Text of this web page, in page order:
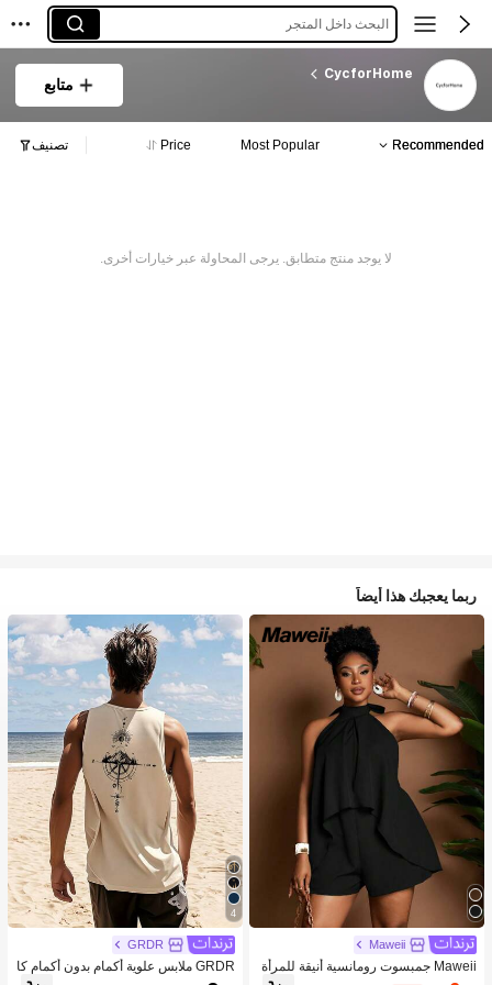
البحث داخل المتجر
CycforHome
متابع
Recommended
Most Popular
Price تصنيف
لا يوجد منتج متطابق. يرجى المحاولة عبر خيارات أخرى.
ربما يعجبك هذا أيضاً
Maweii
Maweii جمبسوت رومانسية أنيقة للمرأة
ذات كتف مكشوف وظهر مكشوف المقا
4
GRDR
GRDR ملابس علوية أكمام بدون أكمام كا
جوال للرجال مطبوع بالبوصلة والجبال، ر